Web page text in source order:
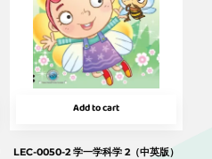
Add to cart
LEC-0050-2 学一学科学 2（中英版）